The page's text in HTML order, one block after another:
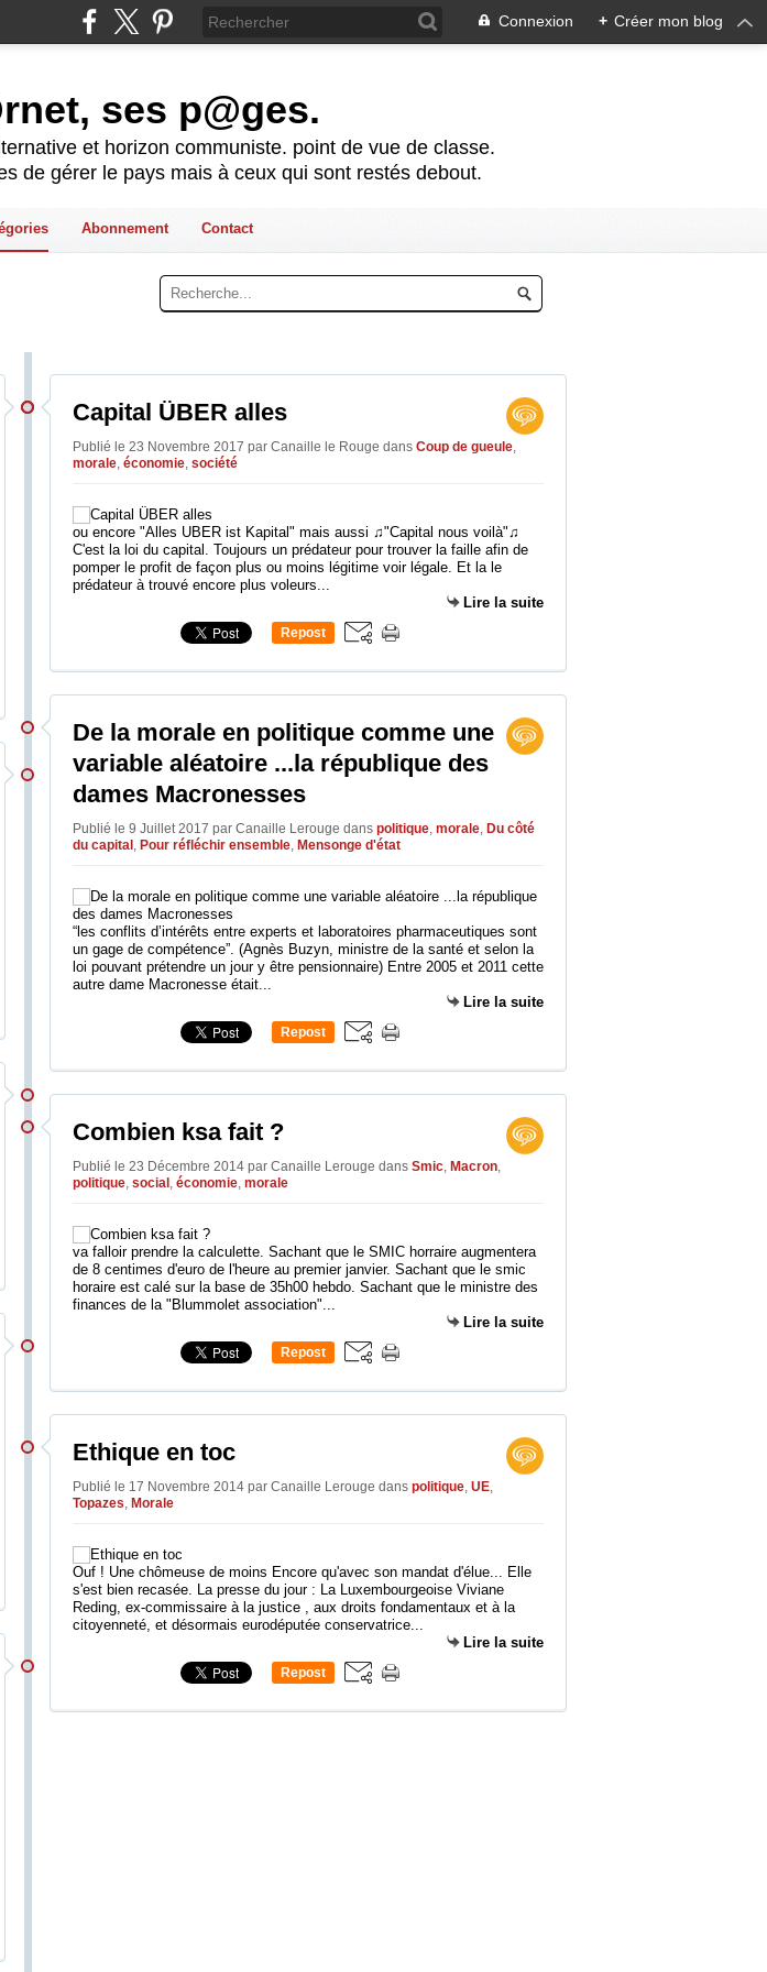
Connexion + Créer mon blog
ses p@ges.
et horizon communiste. point de vue de classe.
de gérer le pays mais à ceux qui sont restés debout.
Abonnement Contact
Capital ÜBER alles
Publié le 23 Novembre 2017 par Canaille le Rouge dans Coup de gueule
morale économie société
ou encore "Alles UBER ist Kapital" mais aussi ♫"Capital nous voilà"♫
C'est la loi du capital. Toujours un prédateur pour trouver la faille afin de
pomper le profit de façon plus ou moins légitime voir légale. Et la le
prédateur à trouvé encore plus voleurs...
Lire la suite
Repost
De la morale en politique comme une
variable aléatoire ...la république des
dames Macronesses
Publié le 9 Juillet 2017 par Canaille Lerouge dans politique morale Du côté
du capital Pour réfléchir ensemble Mensonge d'état
“les conflits d’intérêts entre experts et laboratoires pharmaceutiques sont
un gage de compétence”. (Agnès Buzyn, ministre de la santé et selon la
loi pouvant prétendre un jour y être pensionnaire) Entre 2005 et 2011 cette
autre dame Macronesse était...
Lire la suite
Repost
Combien ksa fait ?
Publié le 23 Décembre 2014 par Canaille Lerouge dans Smic Macron
politique social économie morale
va falloir prendre la calculette. Sachant que le SMIC horraire augmentera
de 8 centimes d'euro de l'heure au premier janvier. Sachant que le smic
horaire est calé sur la base de 35h00 hebdo. Sachant que le ministre des
finances de la "Blummolet association"...
Lire la suite
Repost
Ethique en toc
Publié le 17 Novembre 2014 par Canaille Lerouge dans politique UE
Topazes Morale
Ouf ! Une chômeuse de moins Encore qu'avec son mandat d'élue... Elle
s'est bien recasée. La presse du jour : La Luxembourgeoise Viviane
Reding, ex-commissaire à la justice , aux droits fondamentaux et à la
citoyenneté, et désormais eurodéputée conservatrice...
Lire la suite
Repost